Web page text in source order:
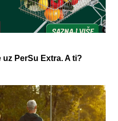
PerSu Extra. A ti?